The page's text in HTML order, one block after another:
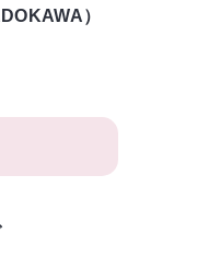
）